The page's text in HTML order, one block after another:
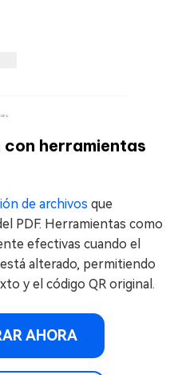
con herramientas
de archivos que
PDF. Herramientas como
efectivas cuando el
alterado, permitiendo
y el código QR original.
AHORA